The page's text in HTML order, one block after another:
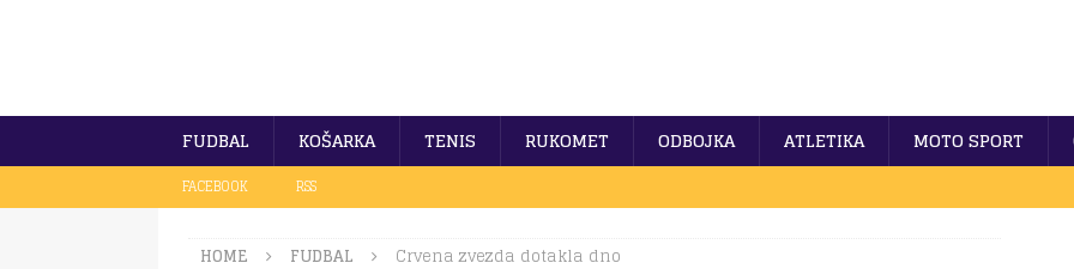
FUDBAL KOŠARKA TENIS RUKOMET ODBOJKA ATLETIKA MOTO SPORT
FACEBOOK RSS
HOME FUDBAL Crvena zvezda dotakla dno